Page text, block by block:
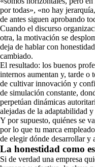
por todas», «no hay
de antes siguen aprobando
Cuando el discurso
otra, la motivación se
deja de hablar con
cambiado.
El resultado: los buenos
internos aumentan y, tarde o
de cultivar innovación y
de simulación constante,
perpetúan dinámicas
alejadas de la adaptabilidad
Y por supuesto, quiénes se
por lo que tu marca
de elegir dónde desarrollar y
La honestidad como
Si de verdad una empresa